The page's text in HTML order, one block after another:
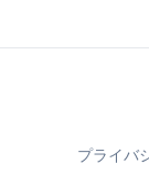
プライバ